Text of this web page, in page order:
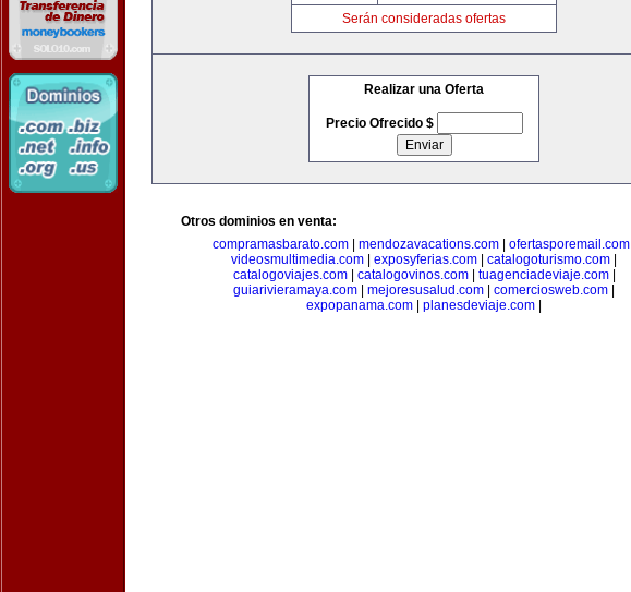
Serán consideradas ofertas
Realizar una Oferta
Precio Ofrecido $
Otros dominios en venta:
compramasbarato.com| mendozavacations.com| ofertasporemail.com|
videosmultimedia.com
exposyferias.com catalogoturismo.com
catalogoviajes.com| catalogovinos.com| tuagenciadeviaje.com|
guiarivieramaya.com
mejoresusalud.com comerciosweb.com
expopanama.com
planesdeviaje.com